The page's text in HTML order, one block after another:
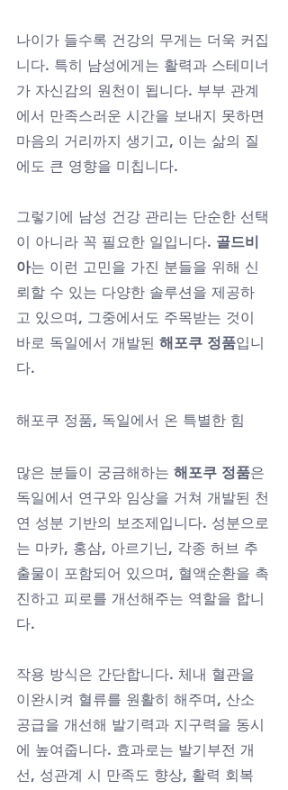
나이가 들수록 건강의 무게는 더욱 커집
니다. 특히 남성에게는 활력과 스테미너
가 자신감의 원천이 됩니다. 부부 관계
에서 만족스러운 시간을 보내지 못하면
마음의 거리까지 생기고, 이는 삶의 질
에도 큰 영향을 미칩니다.
그렇기에 남성 건강 관리는 단순한 선택
이 아니라 꼭 필요한 일입니다. 골드비
아는 이런 고민을 가진 분들을 위해 신
뢰할 수 있는 다양한 솔루션을 제공하
고 있으며, 그중에서도 주목받는 것이
바로 독일에서 개발된 해포쿠 정품입니
다.
해포쿠 정품, 독일에서 온 특별한 힘
많은 분들이 궁금해하는 해포쿠 정품은
독일에서 연구와 임상을 거쳐 개발된 천
연 성분 기반의 보조제입니다. 성분으로
는 마카, 홍삼, 아르기닌, 각종 허브 추
출물이 포함되어 있으며, 혈액순환을 촉
진하고 피로를 개선해주는 역할을 합니
다.
작용 방식은 간단합니다. 체내 혈관을
이완시켜 혈류를 원활히 해주며, 산소
공급을 개선해 발기력과 지구력을 동시
에 높여줍니다. 효과로는 발기부전 개
선, 성관계 시 만족도 향상, 활력 회복